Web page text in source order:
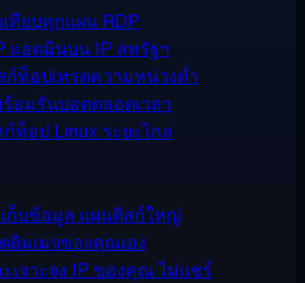
เทียบทุกแผน RDP
แอดมินบน IP สหรัฐฯ
ก์ท็อปเทรดความหน่วงต่ำ
อมรันบอตตลอดเวลา
ก์ท็อป Linux ระยะไกล
ก็บข้อมูล แผนดิสก์ใหญ่
อิมเมจของคุณเอง
เจาะจง IP ของคุณ ไม่แชร์